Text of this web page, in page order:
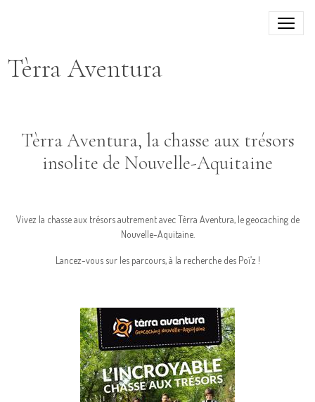
Tèrra Aventura
Tèrra Aventura, la chasse aux trésors
insolite de Nouvelle-Aquitaine
Vivez la chasse aux trésors autrement avec Tèrra Aventura, le geocaching de
Nouvelle-Aquitaine.
Lancez-vous sur les parcours, à la recherche des Poï’z !